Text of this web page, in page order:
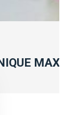
MAXI